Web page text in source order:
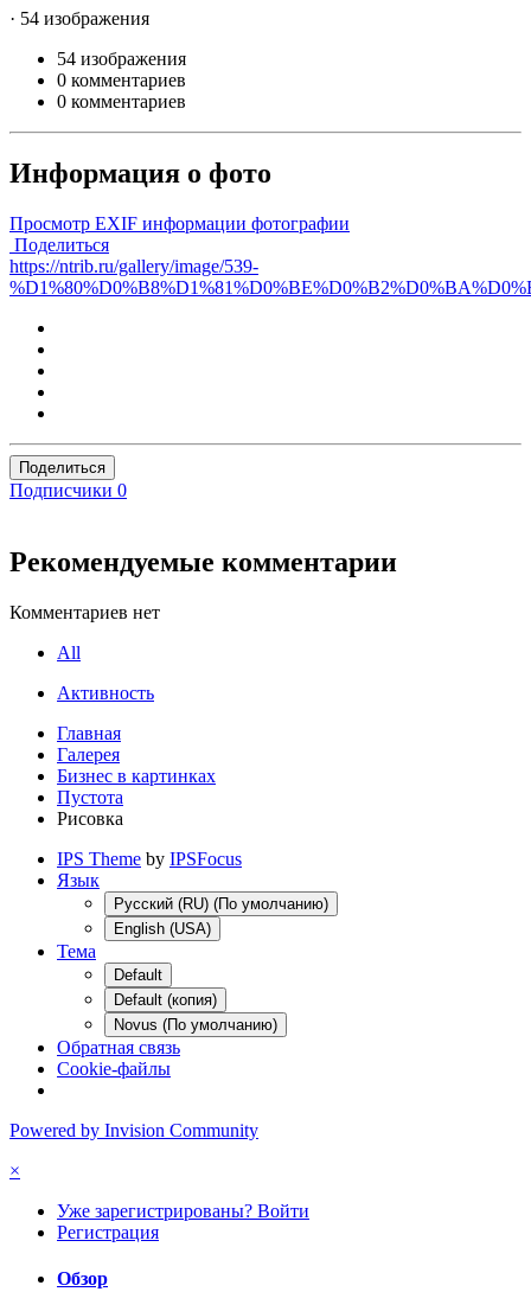
· 54 изображения
54 изображения
0 комментариев
0 комментариев
Информация о фото
Просмотр EXIF информации фотографии
Поделиться
https://ntrib.ru/gallery/image/539-
Поделиться
Подписчики 0
Рекомендуемые комментарии
Комментариев нет
All
Активность
Главная
Галерея
Бизнес в картинках
Пустота
Рисовка
IPS Theme by IPSFocus
Язык
Русский (RU) (По умолчанию)
English (USA)
Тема
Default
Default (копия)
Novus (По умолчанию)
Обратная связь
Cookie-файлы
Powered by Invision Community
×
Уже зарегистрированы? Войти
Регистрация
Обзор